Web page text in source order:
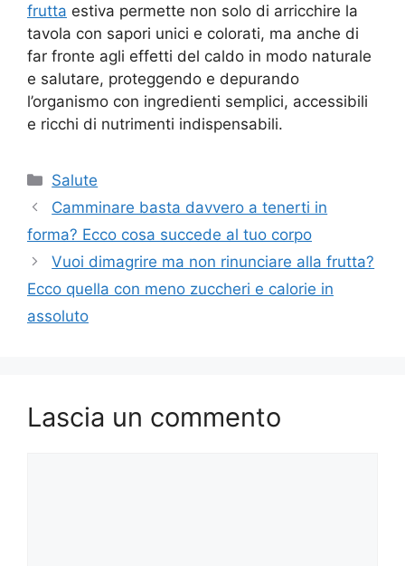
frutta estiva permette non solo di arricchire la
tavola con sapori unici e colorati, ma anche di
far fronte agli effetti del caldo in modo naturale
e salutare, proteggendo e depurando
l’organismo con ingredienti semplici, accessibili
e ricchi di nutrimenti indispensabili.
Categorie
Salute
Camminare basta davvero a tenerti in
forma? Ecco cosa succede al tuo corpo
Vuoi dimagrire ma non rinunciare alla frutta?
Ecco quella con meno zuccheri e calorie in
assoluto
Lascia un commento